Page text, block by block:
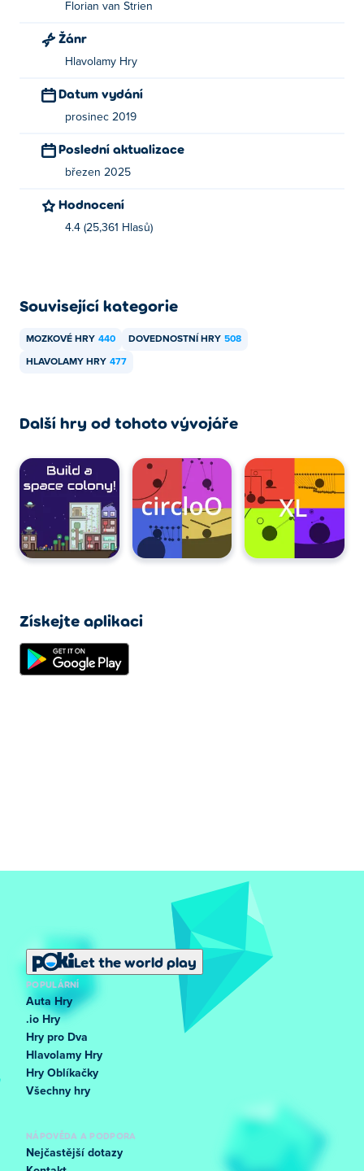
Florian van Strien
Žánr
Hlavolamy Hry
Datum vydání
prosinec 2019
Poslední aktualizace
březen 2025
Hodnocení
4.4 (25,361 Hlasů)
Související kategorie
MOZKOVÉ HRY 440 DOVEDNOSTNÍ HRY 508
HLAVOLAMY HRY 477
Další hry od tohoto vývojáře
Získejte aplikaci
Let the world play
POPULÁRNÍ
Auta Hry
.io Hry
Hry pro Dva
Hlavolamy Hry
Hry Oblíkačky
Všechny hry
NÁPOVĚDA A PODPORA
Nejčastější dotazy